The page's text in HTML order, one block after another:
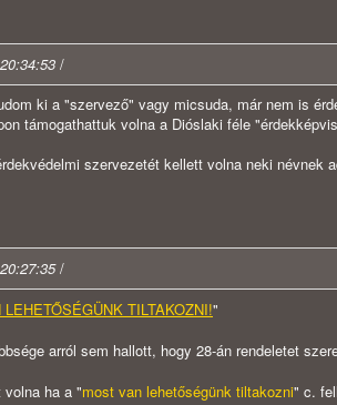
/
ki a "szervező" vagy micsuda, már nem is
támogathattuk volna a Dióslaki féle
szervezetét kellett volna neki névnek
/
TILTAKOZNI!"
arról sem hallott, hogy 28-án rendeletet
ha a "most van lehetőségünk tiltakozni" c.